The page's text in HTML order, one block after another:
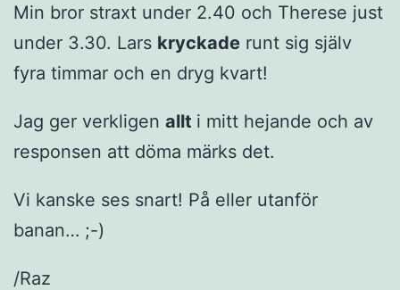
Min bror straxt under 2.40 och Therese just
under 3.30. Lars kryckade runt sig själv
fyra timmar och en dryg kvart!
Jag ger verkligen allt i mitt hejande och av
responsen att döma märks det.
Vi kanske ses snart! På eller utanför
banan… ;-)
/Raz